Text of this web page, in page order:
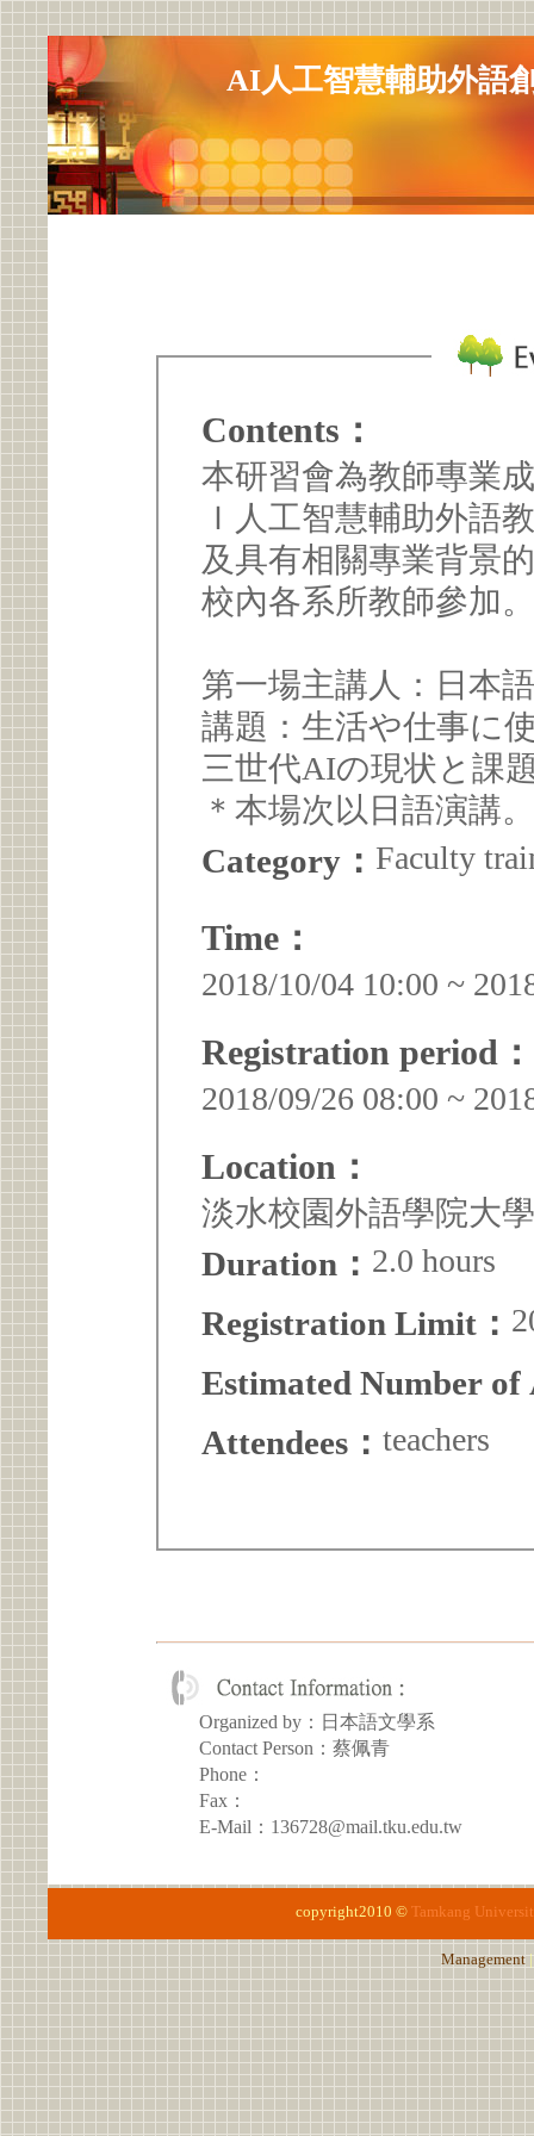
AI人工智慧輔助外語
Contents：
本研習會為教師專業
Ｉ人工智慧輔助外語
及具有相關專業背景
校內各系所教師參加
第一場主講人：日本
講題：生活や仕事に
三世代AIの現状と課
＊本場次以日語演講。
Category： Faculty
Time：
2018/10/04 10:00 ~
Registration period：
2018/09/26 08:00 ~
Location：
淡水校園外語學院大
Duration： 2.0 hours
Registration Limit：
Estimated Number of
Attendees： teachers
Organized by：日本語文學系
Contact Person：蔡佩青
Phone：
Fax：
E-Mail：136728@mail.tku.edu.tw
copyright2010 © Tamkang
Management